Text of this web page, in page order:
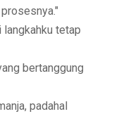
langkahku tetap
bertanggung
padahal